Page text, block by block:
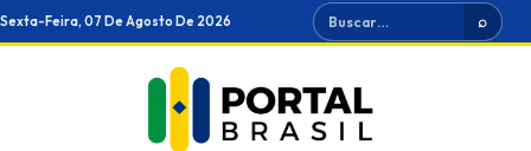
Ir
para
Sexta-Feira, 07 De Agosto De 2026 Buscar ⌕